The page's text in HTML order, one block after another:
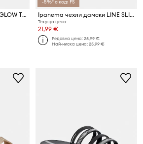
Ipanema дамски чехли GLOW TRENDY
-5%* с код: FS
Ipanema чехли дамски LINE SLIDE F
Текуща цена:
21,99 €
Редовна цена:25,99 €
Най-ниска цена:25,99 €